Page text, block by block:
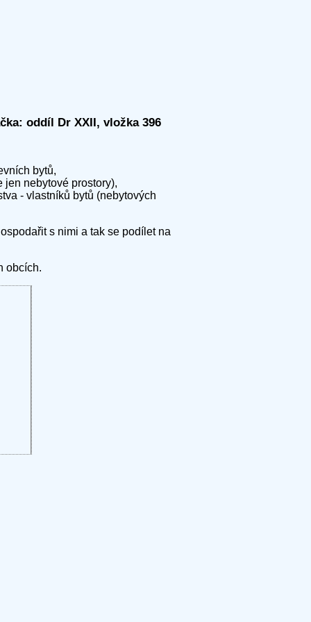
oddíl Dr XXII, vložka 396
bytů,
jen nebytové prostory),
- vlastníků bytů (nebytových
s nimi a tak se podílet na
obcích.